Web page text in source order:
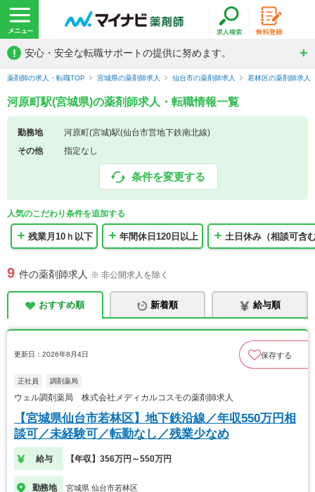
! 安心・安全な転職サポートの提供に努めます。
薬剤師の求人・転職TOP 宮城県の薬剤師求人 仙台市の薬剤師求人 若林区の薬剤師求人
河原町駅(宮城県)の薬剤師求人・転職情報一覧
勤務地
河原町(宮城)駅(仙台市営地下鉄南北線)
その他
指定なし
条件を変更する
人気のこだわり条件を追加する
残業月10ｈ以下 年間休日120日以上 土日休み（相談可含
9 件の薬剤師求人 ※ 非公開求人を除く
おすすめ順 新着順 給与順
更新日：2026年8月4日 保存する
正社員 調剤薬局
ウェル調剤薬局 株式会社メディカルコスモの薬剤師求人
【宮城県仙台市若林区】地下鉄沿線／年収550万円相
談可／未経験可／転勤なし／残業少なめ
給与 【年収】356万円～550万円
勤務地 宮城県 仙台市若林区